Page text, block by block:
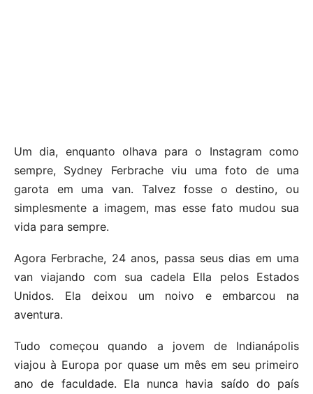
Um dia, enquanto olhava para o Instagram como
sempre, Sydney Ferbrache viu uma foto de uma
garota em uma van. Talvez fosse o destino, ou
simplesmente a imagem, mas esse fato mudou sua
vida para sempre.
Agora Ferbrache, 24 anos, passa seus dias em uma
van viajando com sua cadela Ella pelos Estados
Unidos. Ela deixou um noivo e embarcou na
aventura.
Tudo começou quando a jovem de Indianápolis
viajou à Europa por quase um mês em seu primeiro
ano de faculdade. Ela nunca havia saído do país